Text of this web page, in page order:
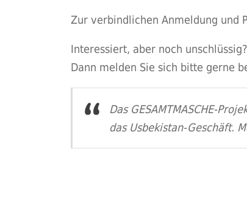
Zur verbindlichen Anmeldung und
Interessiert, aber noch
Dann melden Sie sich bitte gerne
Das GESAMTMASCHE-
das Usbekistan-Geschäft.